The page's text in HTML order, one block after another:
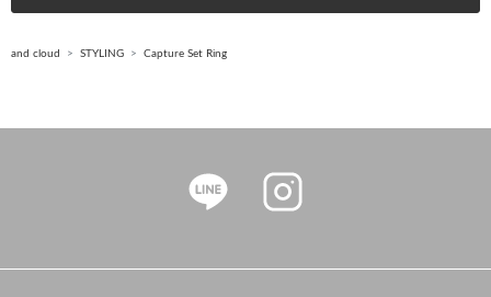
and cloud STYLING Capture Set Ring